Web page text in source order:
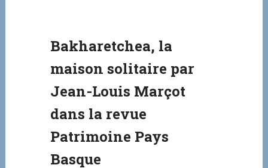
Bakharetchea, la
maison solitaire par
Jean-Louis Marçot
dans la revue
Patrimoine Pays
Basque